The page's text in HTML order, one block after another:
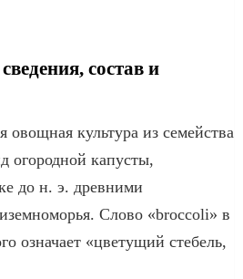
состав и
овощная культура из семейства
огородной капусты,
до н. э. древними
Слово «broccoli» в
означает «цветущий стебель,